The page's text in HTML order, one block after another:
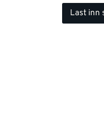
Last inn